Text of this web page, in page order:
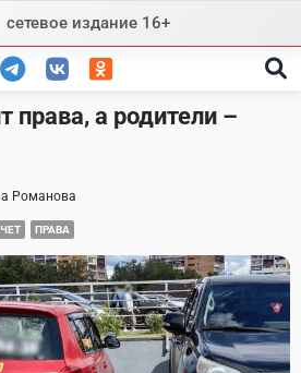
сетевое издание 16+
права, а родители –
Романова
ПРАВА